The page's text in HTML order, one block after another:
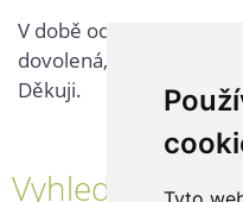
V době od 25. 7. - 2. 8.
dovolená, kontaktujte
Děkuji.
Vyhledávání